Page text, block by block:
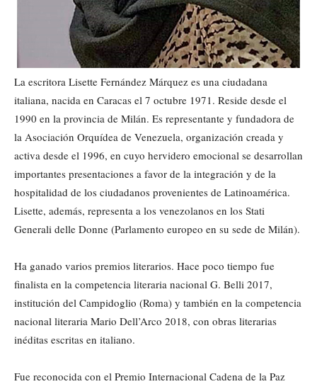
La escritora Lisette Fernández Márquez es una ciudadana
italiana, nacida en Caracas el 7 octubre 1971. Reside desde el
1990 en la provincia de Milán. Es representante y fundadora de
la Asociación Orquídea de Venezuela, organización creada y
activa desde el 1996, en cuyo hervidero emocional se desarrollan
importantes presentaciones a favor de la integración y de la
hospitalidad de los ciudadanos provenientes de Latinoamérica.
Lisette, además, representa a los venezolanos en los Stati
Generali delle Donne (Parlamento europeo en su sede de Milán).
Ha ganado varios premios literarios. Hace poco tiempo fue
finalista en la competencia literaria nacional G. Belli 2017,
institución del Campidoglio (Roma) y también en la competencia
nacional literaria Mario Dell’Arco 2018, con obras literarias
inéditas escritas en italiano.
Fue reconocida con el Premio Internacional Cadena de la Paz